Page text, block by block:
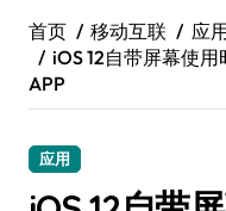
首页 移动互联 应
iOS 12自带屏幕使
APP
应用